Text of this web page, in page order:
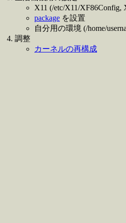
X11 (/etc/X11/XF86Config,
package を設置
自分用の環境 (/home/
調整
カーネルの再構成